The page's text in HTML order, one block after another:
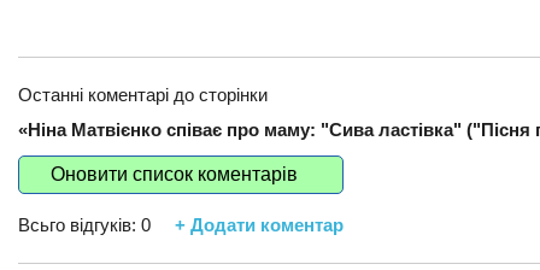
Останні коментарі до сторінки
«Ніна Матвієнко співає про маму: "Сива ластівка" ("Пісня
Оновити список коментарів
Всьго відгуків: 0 + Додати коментар